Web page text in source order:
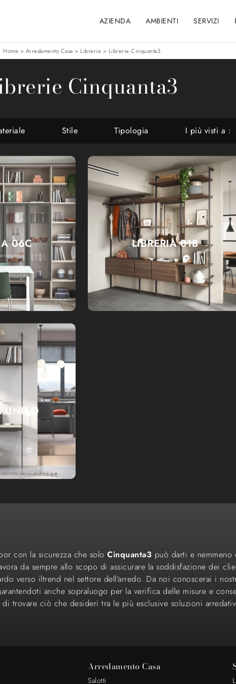
AZIENDA AMBIENTI SERVIZI
Home > Arredamento Casa > Librerie > Librerie Cinquanta3
Cinquanta3
Stile Tipologia I più visti a :
06C LIBRERIA 01B
UNIKO
con la sicurezza che solo Cinquanta3 può darti e
da sempre allo scopo di assicurare la soddisfazione dei
verso iltrend nel settore dell'arredo. Da noi conoscerai i
anche sopraluogo per la verifica delle misure e
trovare ciò che desideri tra le più esclusive soluzioni
Arredamento Casa
Salotti